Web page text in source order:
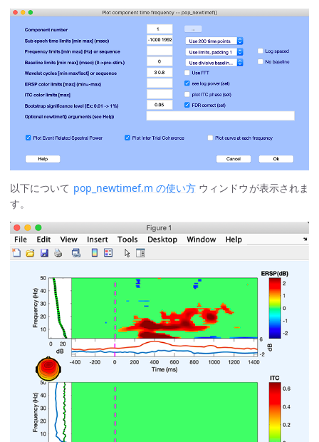
以下について pop_newtimef.m の使い方 ウィンドウが表示されま
す。